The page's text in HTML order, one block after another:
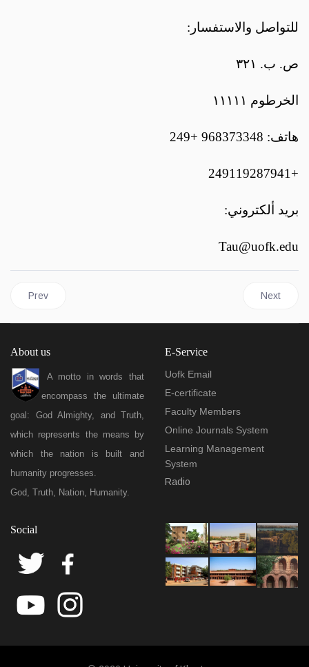
للتواصل والاستفسار:
ص. ب. ٣٢١
الخرطوم ١١١١١
هاتف: 968373348 +249
+249119287941
بريد ألكتروني:
Tau@uofk.edu
Previous article: Obituary
Prev Next
Next
About us
A motto in words that
encompass the ultimate
goal: God Almighty, and Truth,
which represents the means by
which the nation is built and
humanity progresses.
God, Truth, Nation, Humanity.
E-Service
Uofk Email
E-certificate
Faculty Members
Online Journals System
Learning Management
System
Radio
Social